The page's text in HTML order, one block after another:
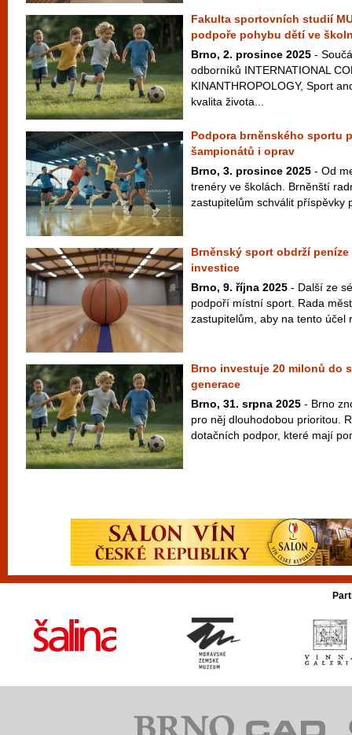
Fakulta sportovních studií
podpoře pohybu dětí ve
Brno, 2. prosince 2025 -
odborníků INTERNATIONAL
KINANTHROPOLOGY, Sport
kvalita života...
Podpora brněnského sportu
šampionátů i oprav
Brno, 3. prosince 2025 - Od
trenéry ve školách. Brněnští
zastupitelům schválit příspěvky
Brněnský sport obdrží
investice
Brno, 9. října 2025 - Další ze
podpoří místní sport. Rada
zastupitelům, aby na tento účel
Brno investuje 20 milonů do
generace
Brno, 31. srpna 2025 - Brno
pro něj dlouhodobou prioritou.
dotačních podpor, které mají